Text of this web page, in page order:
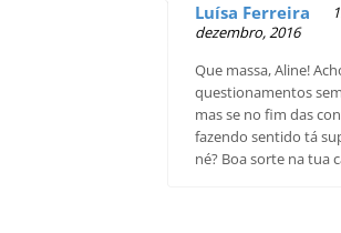
Luísa Ferreira
dezembro, 2016
Que massa, Aline!
questionamentos
mas se no fim das
fazendo sentido tá
né? Boa sorte na tua